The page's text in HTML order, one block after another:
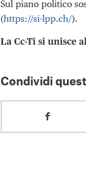
Sul piano politico
(https://si-lpp.ch/).
La Cc-Ti si unisce
Condividi